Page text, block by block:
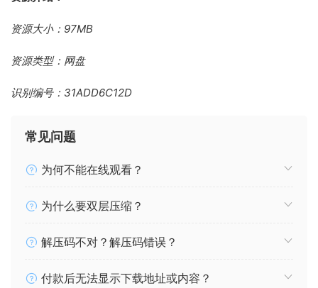
资源大小：97MB
资源类型：网盘
识别编号：31ADD6C12D
常见问题
为何不能在线观看？
为什么要双层压缩？
解压码不对？解压码错误？
付款后无法显示下载地址或内容？